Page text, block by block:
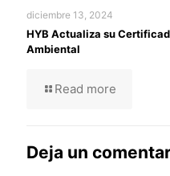
diciembre 13, 2024
HYB Actualiza su
Ambiental
Read more
Deja un